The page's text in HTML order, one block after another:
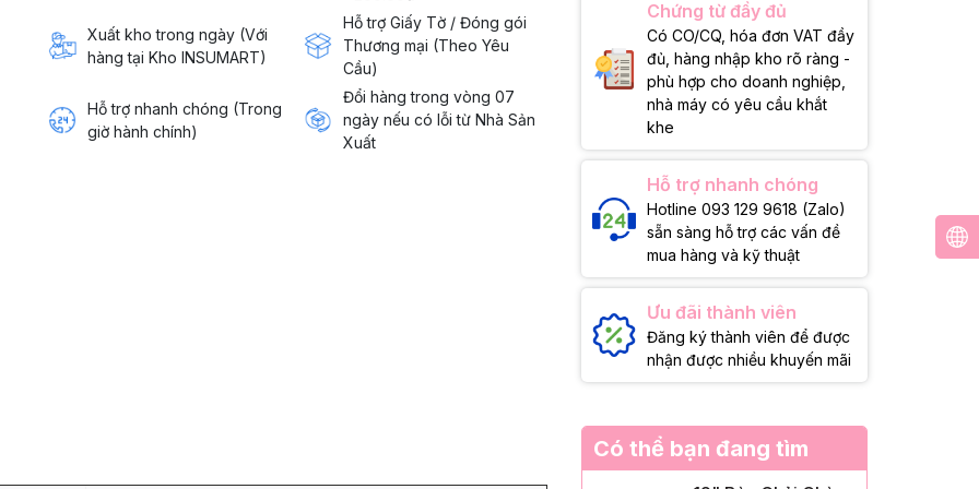
Xuất kho trong ngày (Với
hàng tại Kho INSUMART)
Hỗ trợ Giấy Tờ / Đóng gói
Thương mại (Theo Yêu
Cầu)
Hỗ trợ nhanh chóng (Trong
giờ hành chính)
Đổi hàng trong vòng 07
ngày nếu có lỗi từ Nhà Sản
Xuất
Chứng từ đầy đủ
Có CO/CQ, hóa đơn VAT đầy
đủ, hàng nhập kho rõ ràng -
phù hợp cho doanh nghiệp,
nhà máy có yêu cầu khắt
khe
Hỗ trợ nhanh chóng
Hotline 093 129 9618 (Zalo)
sẵn sàng hỗ trợ các vấn đề
mua hàng và kỹ thuật
Ưu đãi thành viên
Đăng ký thành viên để được
nhận được nhiều khuyến mãi
Có thể bạn đang tìm